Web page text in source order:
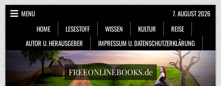
Skip
to
content
MENU
HOME
LESESTOFF WISSEN KULTUR
REISE
AUTOR U. HERAUSGEBER
IMPRESSUM U. DATENSCHUTZERKLÄRUNG
7. AUGUST 2026
FREEONLINEBOOKS.de